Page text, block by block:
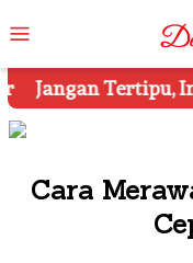
to
contentMenu
Mengetahui
Cara